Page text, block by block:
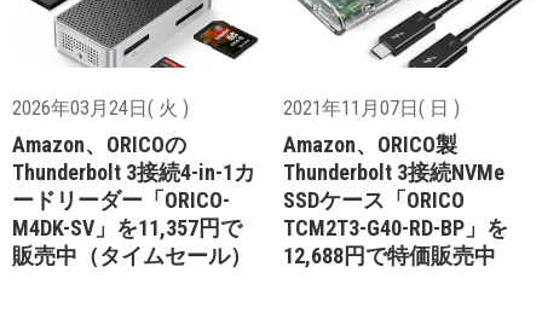
2026年03月24日( 火 )
Amazon、ORICOの
Thunderbolt 3接続4-in-1カ
ードリーダー「ORICO-
M4DK-SV」を11,357円で
販売中（タイムセール）
2021年11月07日( 日 )
Amazon、ORICO製
Thunderbolt 3接続NVMe
SSDケース「ORICO
TCM2T3-G40-RD-BP」を
12,688円で特価販売中